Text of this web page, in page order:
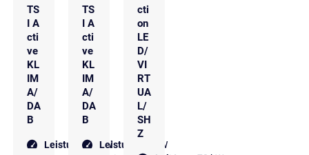
TS
I A
cti
ve
KL
IM
A/
DA
B
Leistung 70 kW
TS
I A
cti
ve
KL
IM
A/
DA
B
Leistung
70 kW
cti
on
LE
D/
VI
RT
UA
L/
SH
Z